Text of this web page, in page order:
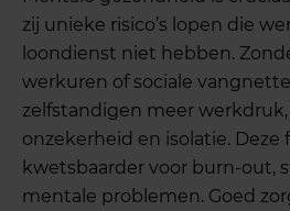
zij unieke risico’s lopen die
loondienst niet hebben.
werkuren of sociale
zelfstandigen meer
onzekerheid en isolatie.
kwetsbaarder voor burn-out,
mentale problemen. Goed